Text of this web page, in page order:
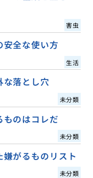
害虫
安全な使い方
生活
な落とし穴
未分類
ものはコレだ
未分類
がるものリスト
未分類